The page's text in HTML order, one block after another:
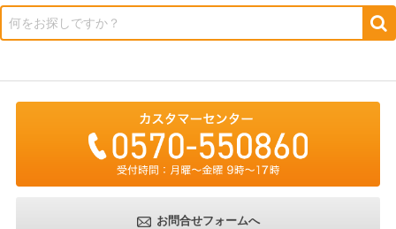
何をお探しですか？
お問合せフォームへ